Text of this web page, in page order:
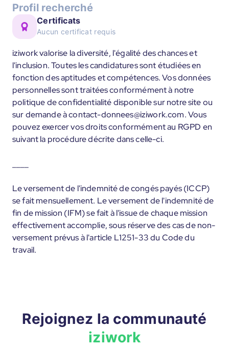
Profil recherché
Certificats
Aucun certificat requis
iziwork valorise la diversité, l'égalité des chances et
l'inclusion. Toutes les candidatures sont étudiées en
fonction des aptitudes et compétences. Vos données
personnelles sont traitées conformément à notre
politique de confidentialité disponible sur notre site ou
sur demande à contact-donnees@iziwork.com. Vous
pouvez exercer vos droits conformément au RGPD en
suivant la procédure décrite dans celle-ci.
Le versement de l'indemnité de congés payés (ICCP)
se fait mensuellement. Le versement de l'indemnité de
fin de mission (IFM) se fait à l'issue de chaque mission
effectivement accomplie, sous réserve des cas de non-
versement prévus à l'article L1251-33 du Code du
travail.
Rejoignez la communauté
iziwork